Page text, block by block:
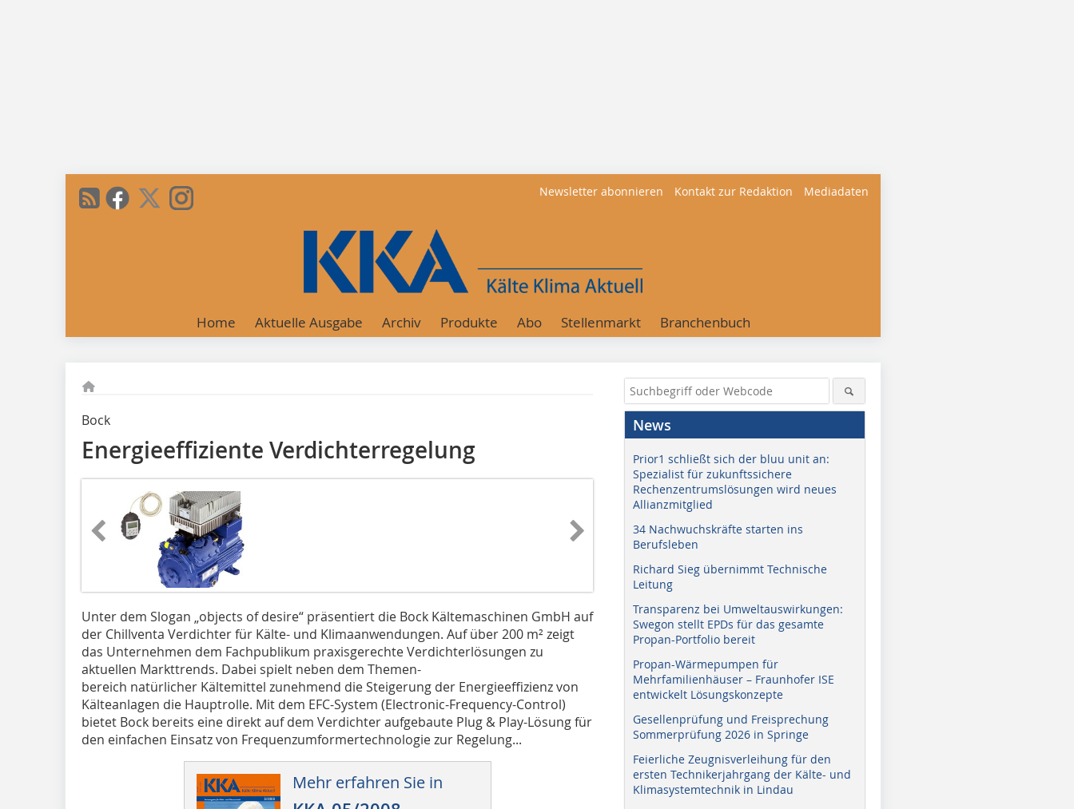
Newsletter abonnieren Kontakt zur Redaktion Mediadaten
Home Aktuelle Ausgabe Archiv Produkte Abo Stellenmarkt Branchenbuch
Bock
Energieeffiziente Verdichterregelung
Unter dem Slogan „objects of desire“ präsentiert die Bock Kältemaschinen GmbH auf
der Chillventa Verdichter für Kälte- und Klimaanwendungen. Auf über 200 m² zeigt
das Unternehmen dem Fachpublikum praxisgerechte Verdichterlösungen zu
aktuellen Markt­trends. Dabei spielt neben dem Themen-
bereich natürlicher Kältemittel zunehmend die Steigerung der Energieeffizienz von
Kälteanlagen die Hauptrolle. Mit dem EFC-Sys­tem (Electronic-Frequency-Control)
bietet Bock bereits eine direkt auf dem Verdichter aufgebaute Plug & Play-Lösung für
den einfachen Einsatz von Frequenzumformertechnologie zur Regelung...
Mehr erfahren Sie in
News
Prior1 schließt sich der bluu unit an:
Spezialist für zukunftssichere
Rechenzentrumslösungen wird neues
Allianzmitglied
34 Nachwuchskräfte starten ins
Berufsleben
Richard Sieg übernimmt Technische
Leitung
Transparenz bei Umweltauswirkungen:
Swegon stellt EPDs für das gesamte
Propan-Portfolio bereit
Propan-Wärmepumpen für
Mehrfamilienhäuser – Fraunhofer ISE
entwickelt Lösungskonzepte
Gesellenprüfung und Freisprechung
Sommerprüfung 2026 in Springe
Feierliche Zeugnisverleihung für den
ersten Technikerjahrgang der Kälte- und
Klimasystemtechnik in Lindau